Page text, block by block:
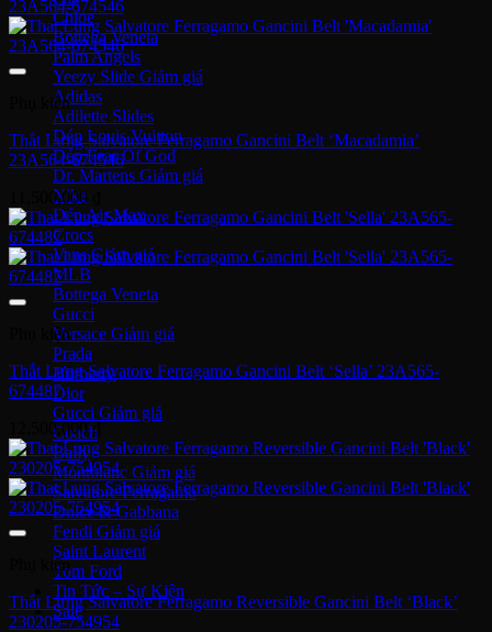
Chloe
Bottega Veneta
Palm Angels
Yeezy Slide
Adidas
Adilette Slides
Dép Louis Vuitton
Dép Fear Of God
Dr. Martens
Nike
Dép Air Max
Crocs
Vans
MLB
Bottega Veneta
Gucci
Versace
Prada
Burberry
Dior
Gucci
Coach
Bally
Montblanc
Salvatore Ferragamo
Dolce & Gabbana
Fendi
Saint Laurent
Tom Ford
Tin Tức – Sự Kiện
Sale
Phụ kiện
Thắt Lưng Salvatore Ferragamo Gancini Belt ‘Macadamia’
23A564-674546
11,500,000
Phụ kiện
Thắt Lưng Salvatore Ferragamo Gancini Belt ‘Sella’ 23A565-
674487
12,500,000₫
Phụ kiện
Thắt Lưng Salvatore Ferragamo Reversible Gancini Belt ‘Black’
230205-754954